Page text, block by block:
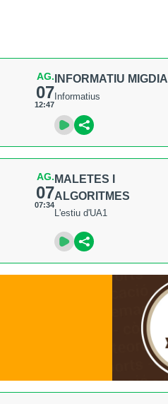
AG.
07
12:47
INFORMATIU MIGDIA
Informatius
AG.
07
07:34
MALETES I
ALGORITMES
L'estiu d'UA1